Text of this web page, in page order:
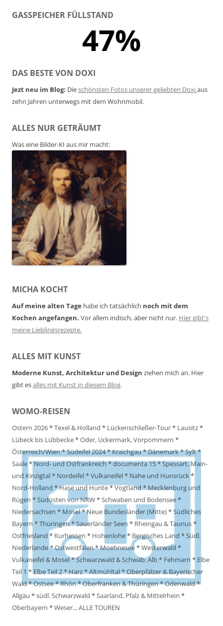
GASSPEICHER FÜLLSTAND
47%
DAS BESTE VON DOXI
Jezt neu im Blog: Dieschönsten Fotos unserer geliebten Doxiaus
zehn Jahren unterwegs mit dem Wohnmobil.
ALLES NUR GETRÄUMT
Was eine Bilder-KI aus mir macht:
MICHA KOCHT
Auf meine alten Tage habe ich tatsächlich noch mit dem
Kochen angefangen. Vor allem indisch, aber nicht nur. Hier gibt's
meine Lieblingsrezepte.
ALLES MIT KUNST
Moderne Kunst, Architektur und Design ziehen mich an. Hier
gibt esalles mit Kunst in diesem Blog.
WOMO-REISEN
Ostern 2026*Texel & Holland * Lückenschließer-Tour* Lausitz*
Lübeck bis Lübbecke*Oder, Uckermark, Vorpommern *
Österreich/Wien*Südeifel 2024*Kraichgau*Dänemark*Sylt*
Saale*Nord- und Ostfrankreich*documenta 15*Spessart, Main-
und Kinzigtal* Nordeifel*Vulkaneifel* Nahe und Hunsrück*
Nord-Holland *Hase und Hunte*Vogtland*Mecklenburg und
Rügen *Südosten von NRW*Schwaben und Bodensee*
Niedersachsen * Mosel*Neue Bundesländer (Mitte)*Südliches
Bayern *Thüringen*Sauerländer Seen * Rheingau & Taunus*
Ostfriesland * Kurhessen * Hohenlohe* Bergisches Land *Südl.
Niederlande*Ostwestfalen*Moehnesee*Westerwald *
Vulkaneifel & Mosel*Schwarzwald & Schwäb. Alb* Fehmarn * Elbe
Teil 1 *Elbe Teil 2*Harz*Altmühltal*Oberpfälzer & Bayerischer
Wald*Ostsee*Rhön*Oberfranken & Thüringen*Odenwald*
Allgäu *südl. Schwarzwald *Saarland, Pfalz & Mittelrhein *
Oberbayern *Weser...ALLE TOUREN